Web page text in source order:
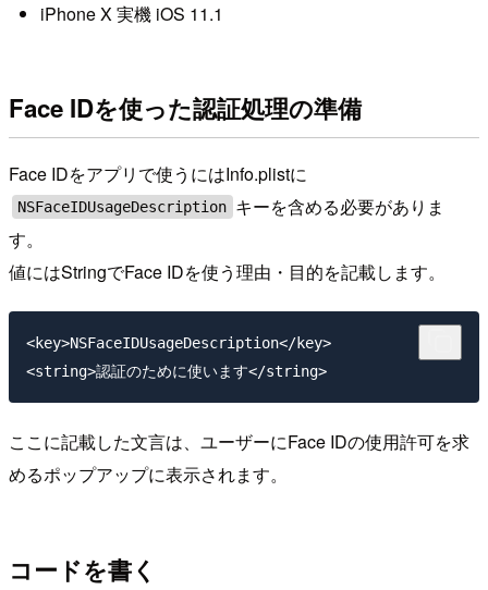
iPhone X 実機 iOS 11.1
Face IDを使った認証処理の準備
Face IDをアプリで使うにはInfo.plistに
NSFaceIDUsageDescription キーを含める必要がありま
す。
値にはStringでFace IDを使う理由・目的を記載します。
<key>NSFaceIDUsageDescription</key>
ここに記載した文言は、ユーザーにFace IDの使用許可を求
めるポップアップに表示されます。
コードを書く